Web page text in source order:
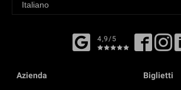
4,9/5
Azienda Biglietti